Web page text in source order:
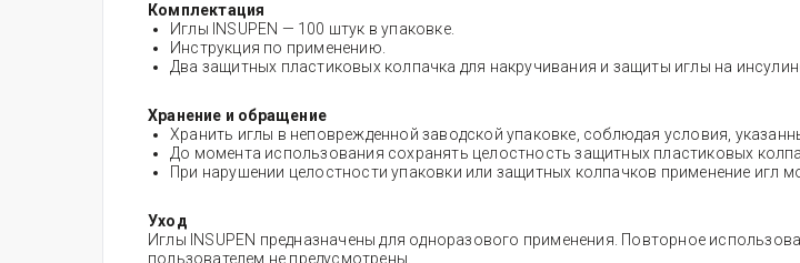
Комплектация
Иглы INSUPEN — 100 штук в упаковке.
Инструкция по применению.
Два защитных пластиковых колпачка для накручивания и защиты иглы на
Хранение и обращение
Хранить иглы в неповрежденной заводской упаковке, соблюдая условия,
До момента использования сохранять целостность защитных пластиковых
При нарушении целостности упаковки или защитных колпачков применение игл
Уход
Иглы INSUPEN предназначены для одноразового применения. Повторное
пользователем не предусмотрены.